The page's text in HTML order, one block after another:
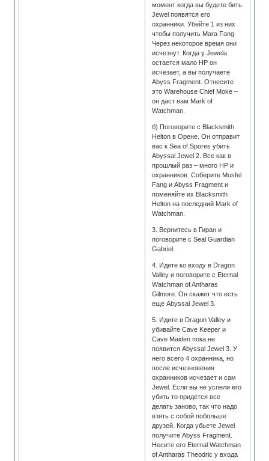
момент когда вы будете бить
Jewel появятся его
охранники. Убейте 1 из них
чтобы получить Mara Fang.
Через некоторое время они
исчезнут. Когда у Jewela
остается мало HP он
исчезает, а вы получаете
Abyss Fragment. Отнесите
это Warehouse Chief Moke –
он даст вам Mark of
Watchman.
б) Поговорите с Blacksmith
Helton в Орене. Он отправит
вас к Sea of Spores убить
Abyssal Jewel 2. Все как в
прошлый раз – много HP и
охранников. Соберите Musfel
Fang и Abyss Fragment и
поменяйте их Blacksmith
Helton на последний Mark of
Watchman.
3. Вернитесь в Гиран и
поговорите с Seal Guardian
Gabriel.
4. Идите ко входу в Dragon
Valley и поговорите с Eternal
Watchman of Antharas
Gilmore. Он скажет что есть
еще Abyssal Jewel 3.
5. Идите в Dragon Valley и
убивайте Cave Keeper и
Cave Maiden пока не
появится Abyssal Jewel 3. У
него всего 4 охранника, но
после исчезновения
охранников исчезает и сам
Jewel. Если вы не успели его
убить то придется все
делать заново, так что надо
взять с собой побольше
друзей. Когда убьете Jewel
получите Abyss Fragment.
Несите его Eternal Watchman
of Antharas Theodric у входа